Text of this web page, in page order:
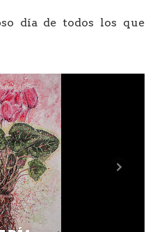
día de todos los que